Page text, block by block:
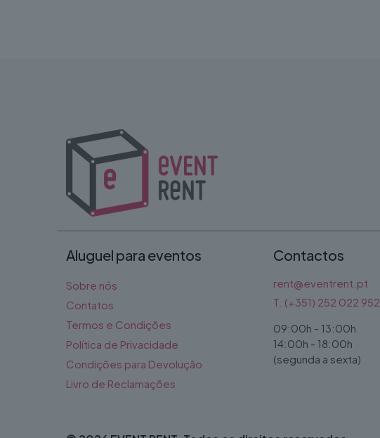
Aluguel para eventos
Sobre nós
Contatos
Termos e Condições
Política de Privacidade
Condições para Devolução
Livro de Reclamações
Contactos
rent@eventrent.pt
T. (+351) 252 022 952
09:00h - 13:00h
14:00h - 18:00h
(segunda a sexta)